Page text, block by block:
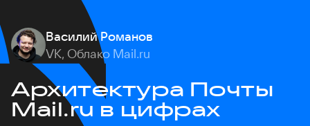
Василий Романов
VK, Облако Mail.ru
Архитектура Почты
Mail.ru в цифрах